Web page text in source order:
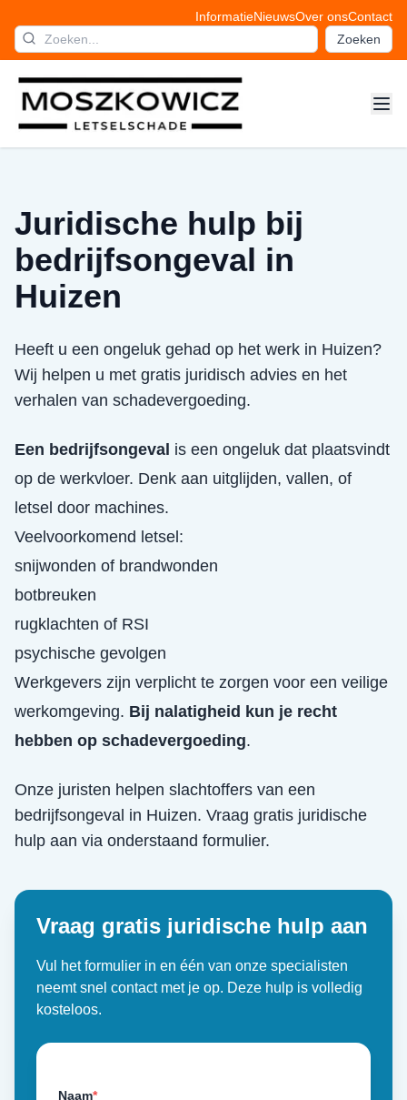
InformatieNieuwsOver onsContact
Zoeken
Juridische hulp bij
bedrijfsongeval in
Huizen
Heeft u een ongeluk gehad op het werk in Huizen?
Wij helpen u met gratis juridisch advies en het
verhalen van schadevergoeding.
Een bedrijfsongeval is een ongeluk dat plaatsvindt
op de werkvloer. Denk aan uitglijden, vallen, of
letsel door machines.
Veelvoorkomend letsel:
snijwonden of brandwonden
botbreuken
rugklachten of RSI
psychische gevolgen
Werkgevers zijn verplicht te zorgen voor een veilige
werkomgeving. Bij nalatigheid kun je recht
hebben op schadevergoeding.
Onze juristen helpen slachtoffers van een
bedrijfsongeval in Huizen. Vraag gratis juridische
hulp aan via onderstaand formulier.
Vraag gratis juridische hulp aan
Vul het formulier in en één van onze specialisten
neemt snel contact met je op. Deze hulp is volledig
kosteloos.
Naam*